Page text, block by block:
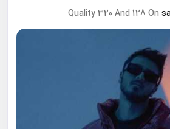
Quality 320 And 128 On